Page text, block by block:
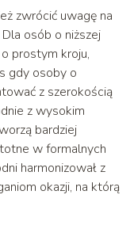
zwrócić uwagę na
osób o niższej
prostym kroju,
gdy osoby o
z szerokością
z wysokim
bardziej
w formalnych
harmonizował z
okazji, na którą